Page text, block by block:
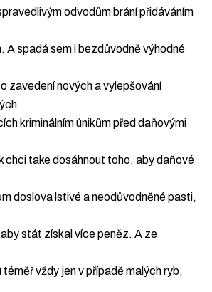
odvodům brání přidáváním
A spadá sem i bezdůvodně výhodné
zavedení nových a vylepšování
kriminálním únikům před daňovými
chci take dosáhnout toho, aby daňové
doslova lstivé a neodůvodněné pasti,
stát získal více peněz. A ze
vždy jen v případě malých ryb,